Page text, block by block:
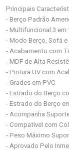
Principais
- Berço Padrão
- Multifuncional 3 em
- Modo Berço, Sofá e
- Acabamento com
- MDF de Alta
- Pintura UV com
- Grades em PVC
- Estrado do Berço
- Estrado do Berço
- Acompanha
- Compatível com
- Peso Máximo
- Aprovado Pelo